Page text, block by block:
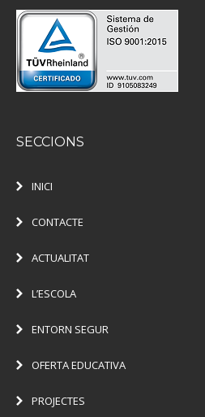
SECCIONS
INICI
CONTACTE
ACTUALITAT
L’ESCOLA
ENTORN SEGUR
OFERTA EDUCATIVA
PROJECTES